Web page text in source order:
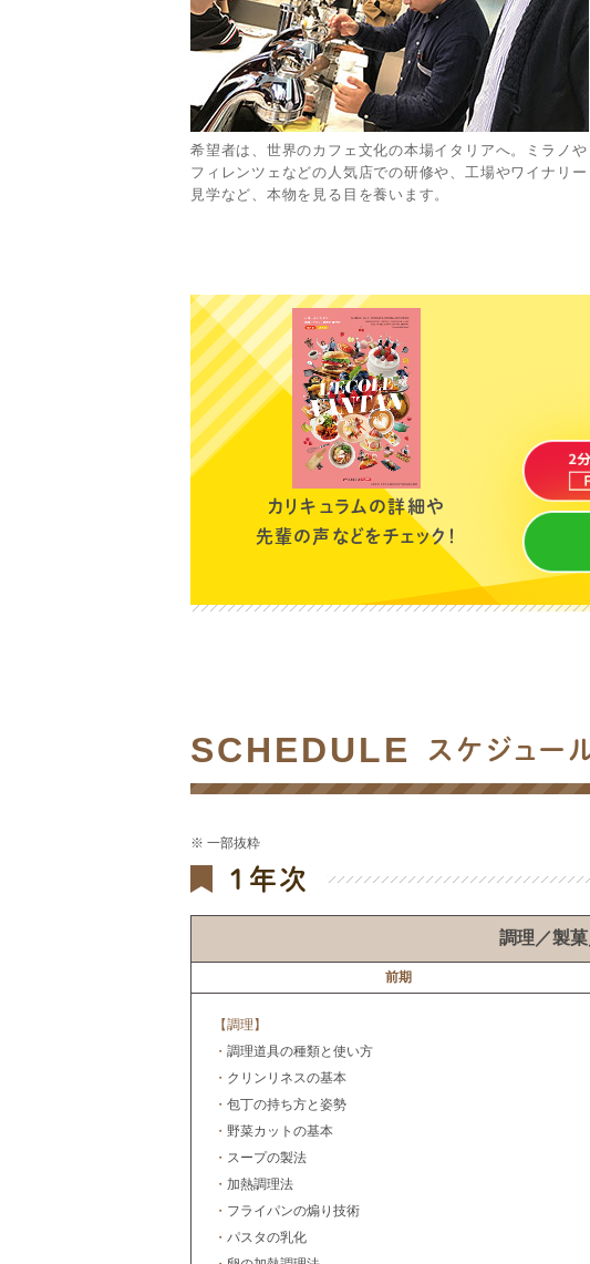
希望者は、世界のカフェ文化の本場イタリアへ。ミラノや
フィレンツェなどの人気店での研修や、工場やワイナリー
見学など、本物を見る目を養います。
カリキュラムの詳細や
先輩の声などをチェック！
SCHEDULE スケジュー
※ 一部抜粋
1年次
調理／製
前期
【調理】
・ 調理道具の種類と使い方
・ クリンリネスの基本
・ 包丁の持ち方と姿勢
・ 野菜カットの基本
・ スープの製法
・ 加熱調理法
・ フライパンの煽り技術
・ パスタの乳化